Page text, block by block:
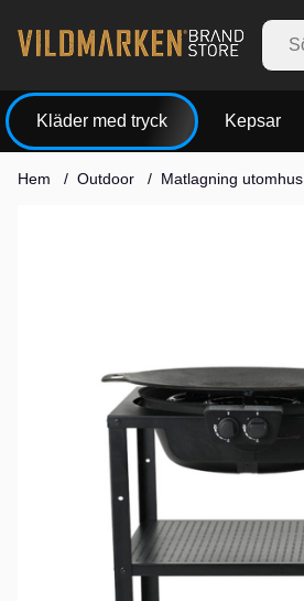
Kläder med tryck Kepsar
Hem Outdoor Matlagning utomhus